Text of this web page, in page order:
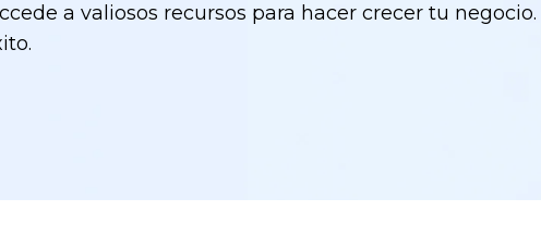
a valiosos recursos para hacer crecer tu negocio.